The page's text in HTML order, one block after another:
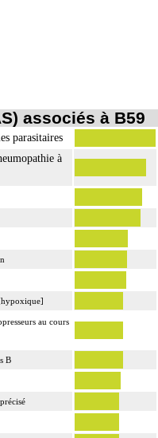
associés à B59
parasitaires
à
au cours
B